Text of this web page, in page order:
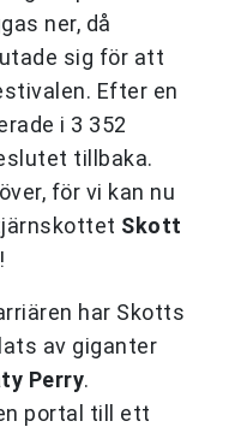
ner, då
sig för att
Efter en
i 3 352
tillbaka.
för vi kan nu
Skott
har Skotts
av giganter
Perry.
portal till ett